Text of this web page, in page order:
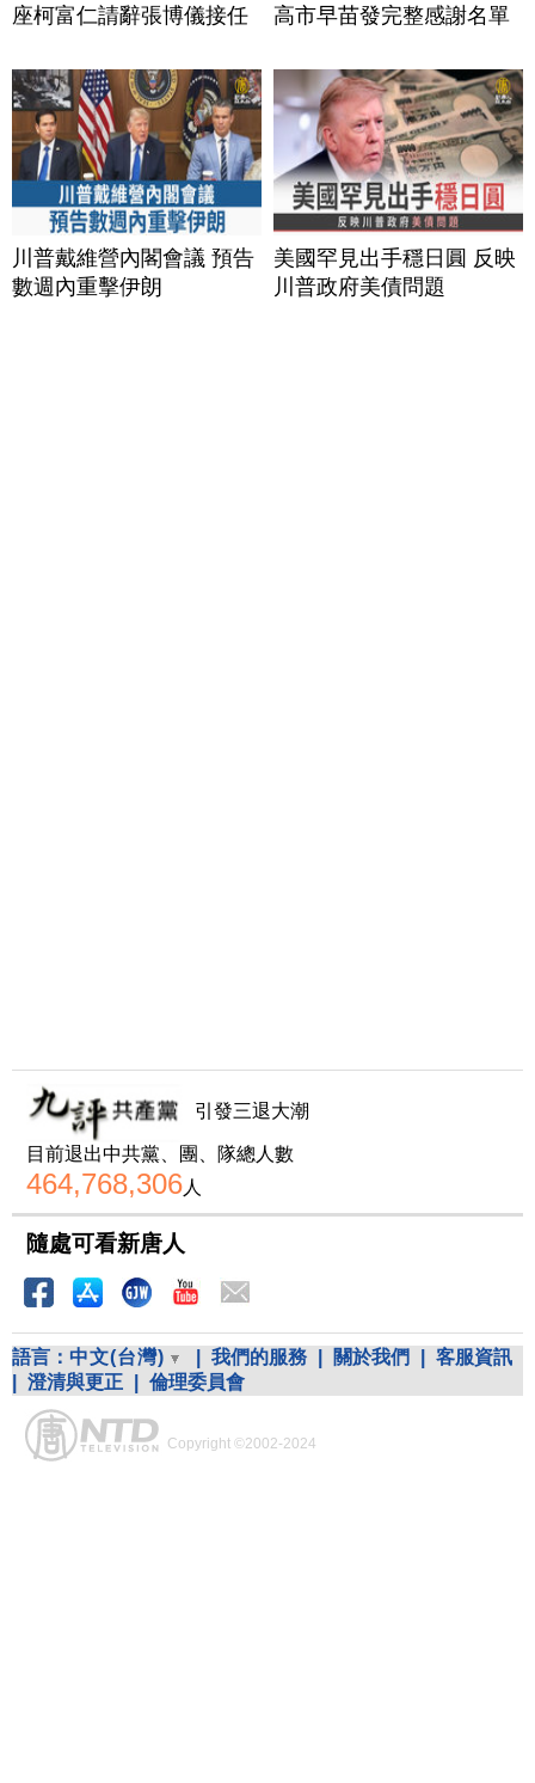
座柯富仁請辭張博儀接任
高市早苗發完整感謝名單
川普戴維營內閣會議 預告
數週內重擊伊朗
美國罕見出手穩日圓 反映
川普政府美債問題
引發三退大潮
目前退出中共黨、團、隊總人數
464,768,306人
隨處可看新唐人
語言： 中文(台灣) 我們的服務 關於我們
客服資訊
澄清與更正 倫理委員會
Copyright ©2002-2024